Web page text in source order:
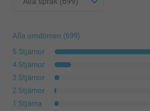
Alla omdömen (699)
5 Stjärnor
4 Stjärnor
3 Stjärnor
2 Stjärnor
1 Stjärna